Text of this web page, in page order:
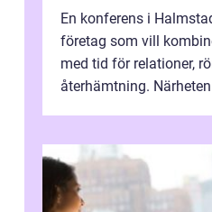
En konferens i
företag som vill
med tid för relationer,
återhämtning.